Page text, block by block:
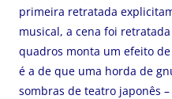
primeira retratada
musical, a cena foi
quadros monta um efeito
é a de que uma horda de
sombras de teatro japonês